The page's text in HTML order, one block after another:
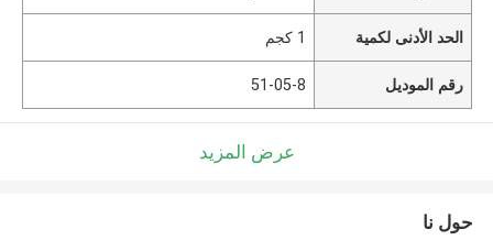
الحد الأدنى لكمية 1 كجم
رقم الموديل 51-05-8
عرض المزيد
حول نا